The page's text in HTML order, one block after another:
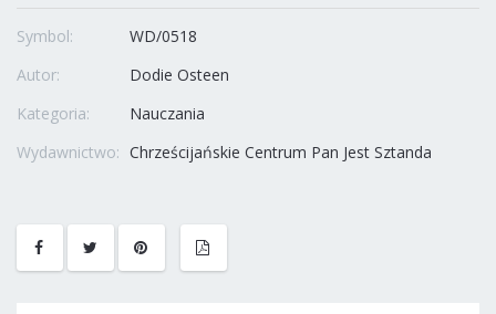
Symbol:
WD/0518
Autor:
Dodie Osteen
Kategoria:
Nauczania
Wydawnictwo: Chrześcijańskie Centrum Pan Jest Sztanda